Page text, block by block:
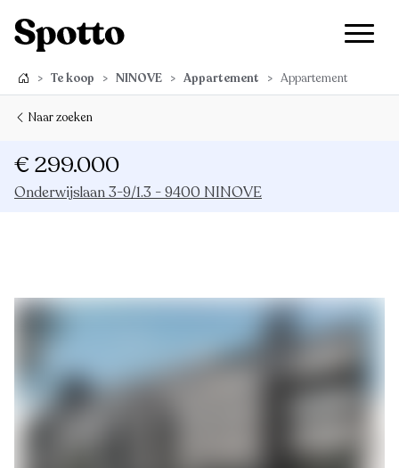
> Te koop > NINOVE > Appartement > Appartement
Naar zoeken
€ 299.000
Onderwijslaan 3-9/1.3 - 9400 NINOVE